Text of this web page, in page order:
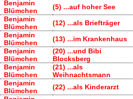
Benjamin
Blümchen
(5) ...auf hoher See
Benjamin
Blümchen
(12) ...als Briefträger
Benjamin
Blümchen
(13) ...im Krankenhaus
Benjamin
Blümchen
(20) ...und Bibi
Blocksberg
Benjamin
Blümchen
(21) ...als
Weihnachtsmann
Benjamin
Blümchen
(22) ...als Kinderarzt